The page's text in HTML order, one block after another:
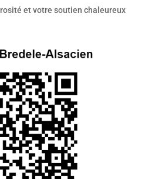
et votre soutien chaleureux